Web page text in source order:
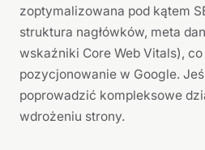
zoptymalizowana pod kątem
struktura nagłówków, meta
wskaźniki Core Web Vitals), co
pozycjonowanie w Google.
poprowadzić kompleksowe
wdrożeniu strony.